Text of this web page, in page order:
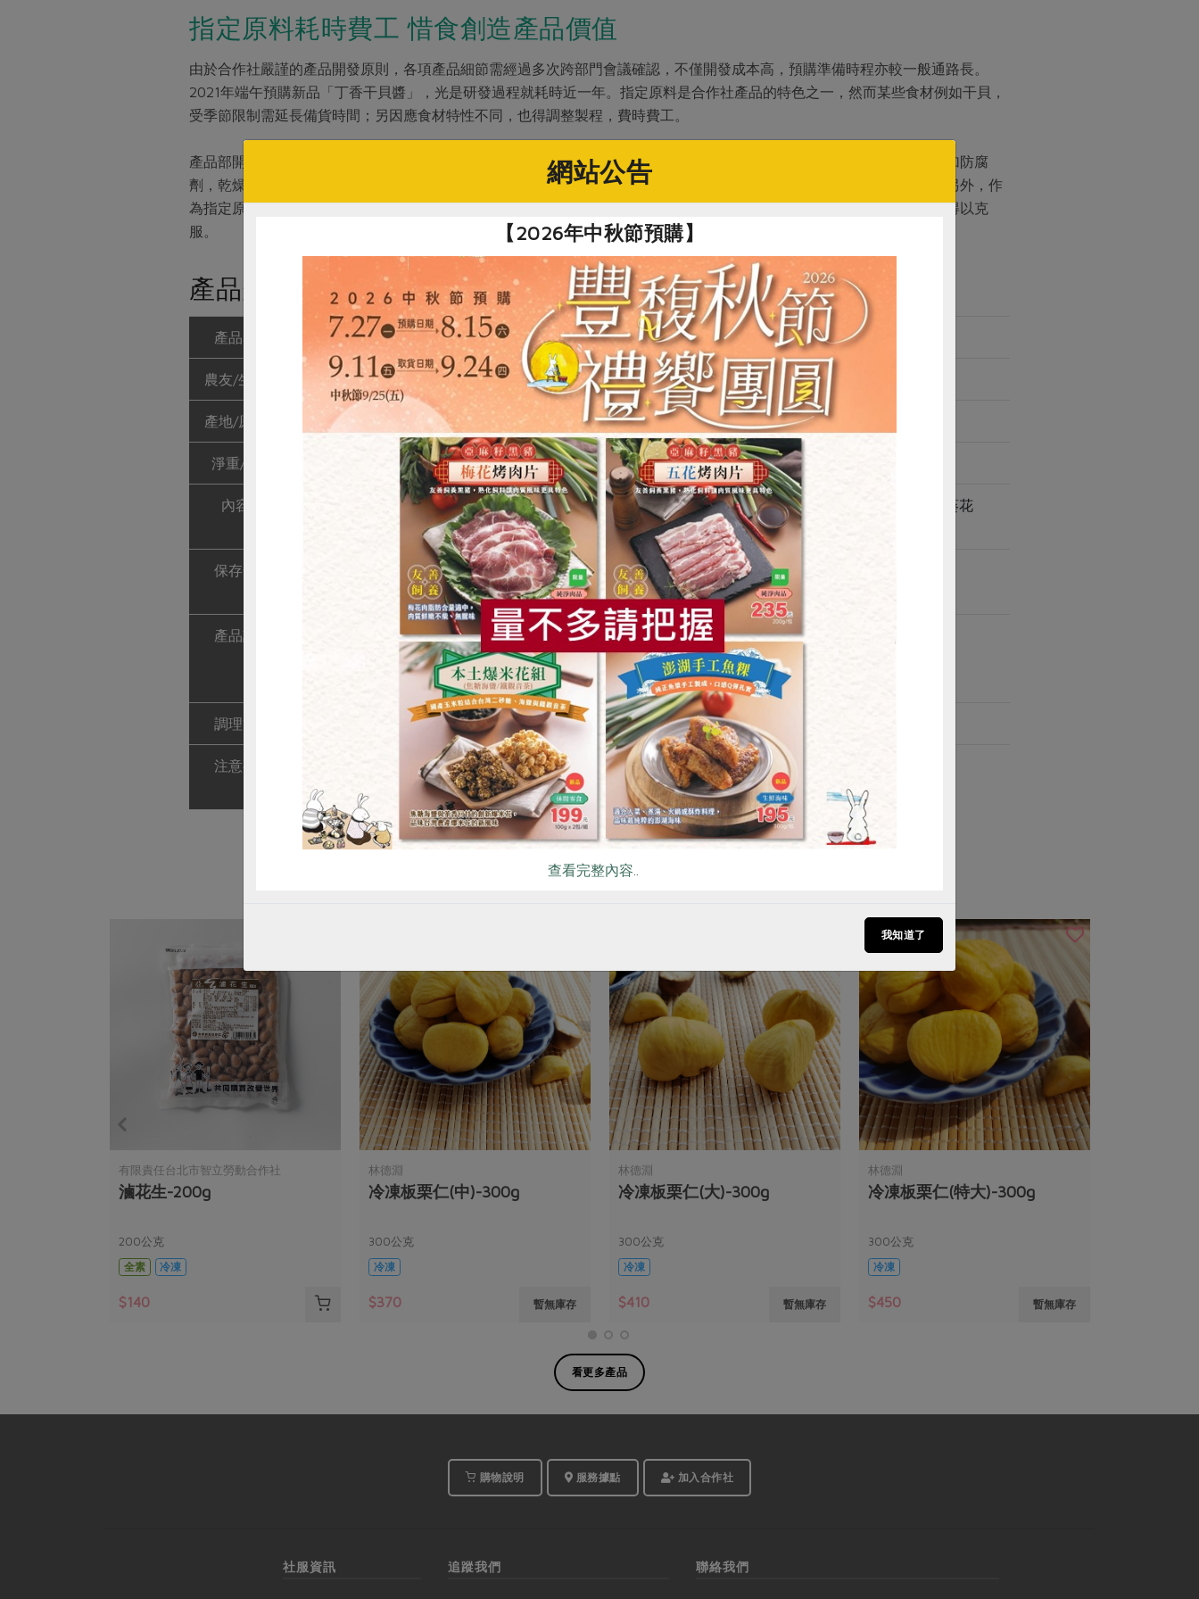
指定原料耗時費工 惜食創造產品價值
由於合作社嚴謹的產品開發原則，各項產品細節需經過多次跨部門會議確認，不僅開發成本高，預購準備時程亦較一般通路長。
2021年端午預購新品「丁香干貝醬」，光是研發過程就耗時近一年。指定原料是合作社產品的特色之一，然而某些食材例如干貝，
受季節限制需延長備貨時間；另因應食材特性不同，也得調整製程，費時費工。
產品部開發供應課課長葉立翔說明：「丁香干貝醬指定使用合作社的丁香小魚乾入醬，尺寸較一般市售的大，同時因不添加防腐
劑，乾燥程度需更高，調製過程與一般小魚乾不同，為了找到最佳口感，生產者調整、打樣的次數與時間都相對增加。」另外，作
為指定原料的乾干貝則因為本身脫水乾燥度太好，入醬後口感過硬，生產者嘗試了泡水、煸香、浸油等多種處理方式，才得以克
服。
產品規格(*為合作社指定原料)
產品名稱 丁香干貝醬
農友/生產者 向記食品股份有限公司
產地/原產地 台灣
淨重/數量
內容物
芥花油(非基改來源)、乾干貝*(帆立貝柱、食鹽)、蒜頭、蝦米*(蝦米、食鹽)、丁香魚*、油蔥酥(蔥頭、葵花
油)、辣椒、扁魚、鹹魚(鯖魚、食鹽)、特砂、碘鹽、甘草、胡椒粉
保存條件
1. 陰涼乾燥處未開封可保存18個月。
2. 開封後請冷藏保存。
產品說明
1. 使用合作社指定原料(以＊表示)製作，真材實料。
2. 全天然食材，不使用人工添加物。
3. 濃濃港式風味，色香味俱全，可當餐前冷盤、下酒小菜，如：醬炒蝦球、小卷等。
調理方式 可於料理時加入使用，亦可拌飯、拌麵使用。
注意事項
1. 本品含有螺貝類、甲殼類、魚類及其製品，對其過敏者請勿食用。
2. 本產品生產製程廠房，其設備或生產管線有處理含麩質之穀物、頭足類及其製品。
有限責任台北市智立勞動合作社
滷花生-200g
200公克
全素
冷凍
$140
林德淵
冷凍板栗仁(中)-300g
300公克
冷凍
$370 暫無庫存
林德淵
冷凍板栗仁(大)-300g
300公克
冷凍
$410 暫無庫存
林德淵
冷凍板栗仁(特大)-300g
300公克
冷凍
$450 暫無庫存
看更多產品
購物說明 服務據點 加入合作社
社服資訊 追蹤我們 聯絡我們
惜食 RPET 食譜 減硝酸鹽 雞蛋 食安 共同購買
網站公告
【2026年中秋節預購】
查看完整內容..
我知道了